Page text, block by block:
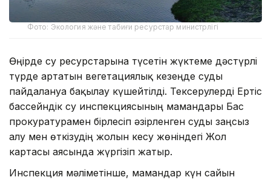
Фото: Экология және табиғи ресурстар министрлігі
Өңірде су ресурстарына түсетін жүктеме дәстүрлі
түрде артатын вегетациялық кезеңде суды
пайдалануға бақылау күшейтілді. Тексерулерді Ертіс
бассейндік су инспекциясының мамандары Бас
прокуратурамен бірлесіп әзірленген суды заңсыз
алу мен өткізудің жолын кесу жөніндегі Жол
картасы аясында жүргізіп жатыр.
Инспекция мәліметінше, мамандар күн сайын